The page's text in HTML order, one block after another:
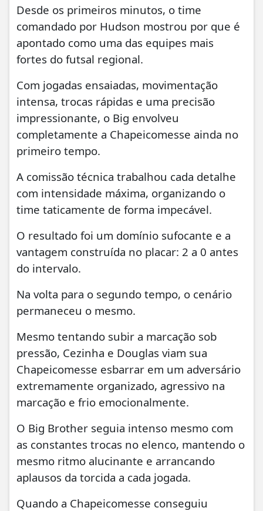
Desde os primeiros minutos, o time
comandado por Hudson mostrou por que é
apontado como uma das equipes mais
fortes do futsal regional.
Com jogadas ensaiadas, movimentação
intensa, trocas rápidas e uma precisão
impressionante, o Big envolveu
completamente a Chapeicomesse ainda no
primeiro tempo.
A comissão técnica trabalhou cada detalhe
com intensidade máxima, organizando o
time taticamente de forma impecável.
O resultado foi um domínio sufocante e a
vantagem construída no placar: 2 a 0 antes
do intervalo.
Na volta para o segundo tempo, o cenário
permaneceu o mesmo.
Mesmo tentando subir a marcação sob
pressão, Cezinha e Douglas viam sua
Chapeicomesse esbarrar em um adversário
extremamente organizado, agressivo na
marcação e frio emocionalmente.
O Big Brother seguia intenso mesmo com
as constantes trocas no elenco, mantendo o
mesmo ritmo alucinante e arrancando
aplausos da torcida a cada jogada.
Quando a Chapeicomesse conseguiu